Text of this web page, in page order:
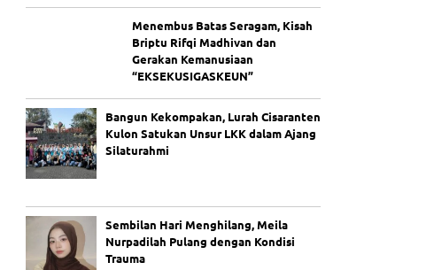
Menembus Batas Seragam, Kisah
Briptu Rifqi Madhivan dan
Gerakan Kemanusiaan
“EKSEKUSIGASKEUN”
Bangun Kekompakan, Lurah Cisaranten
Kulon Satukan Unsur LKK dalam Ajang
Silaturahmi
Sembilan Hari Menghilang, Meila
Nurpadilah Pulang dengan Kondisi
Trauma